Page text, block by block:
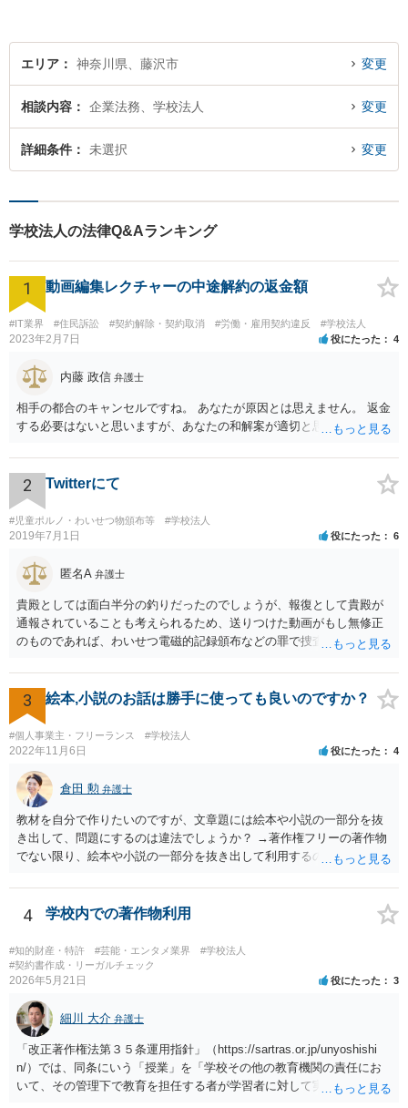
エリア 神奈川県、藤沢市 変更
相談内容 企業法務、学校法人 変更
詳細条件 未選択 変更
学校法人の法律Q&Aランキング
1 動画編集レクチャーの中途解約の返金額
#IT業界 #住民訴訟 #契約解除・契約取消 #労働・雇用契約違反 #学校法人
2023年2月7日 役にたった 4
内藤 政信 弁護士
相手の都合のキャンセルですね。 あなたが原因とは思えません。 返金
する必要はないと思いますが、あなたの和解案が適切と思います。
2 Twitterにて
#児童ポルノ・わいせつ物頒布等 #学校法人
2019年7月1日 役にたった 6
匿名A 弁護士
貴殿としては面白半分の釣りだったのでしょうが、報復として貴殿が
通報されていることも考えられるため、送りつけた動画がもし無修正
のものであれば、わいせつ電磁的記録頒布などの罪で捜査の対象にな
察が自宅に来て、パソコンの中身を見られたり事情聴取を受けたりす
る可能性はゼロとは言えません。このようなことが繰り返されないこ
とを望みます。 まあ警察もこのような軽微な事案まではなかなか手が
回らないと思いますが。 それと、動画についてＫ高校の名前が挙がっ
ていますが、学校名を特定する根拠が不明でデマの可能性がある場
合、その高校名を拡散する行為は不適切と思われます。私学の場合、
学校法人の名誉を毀損したとして損害賠償を求められる可能性も否定
できません。
3 絵本,小説のお話は勝手に使っても良いのですか？
#個人事業主・フリーランス #学校法人
2022年11月6日 役にたった 4
倉田 勲 弁護士
教材を自分で作りたいのですが、文章題には絵本や小説の一部分を抜
き出して、問題にするのは違法でしょうか？ →著作権フリーの著作物
でない限り、絵本や小説の一部分を抜き出して利用するのは著作権法
4 学校内での著作物利用
#知的財産・特許 #芸能・エンタメ業界
#学校法人
#契約書作成・リーガルチェック
2026年5月21日 役にたった 3
細川 大介 弁護士
「改正著作権法第３５条運用指針」（https://sartras.or.jp/unyoshishi
n/）では、同条にいう「授業」を「学校その他の教育機関の責任にお
いて、その管理下で教育を担任する者が学習者に対して実施する教育